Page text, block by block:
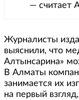
— считает
Журналисты
выяснили, что
Алтынсарина»
В Алматы
занимается их
на первый